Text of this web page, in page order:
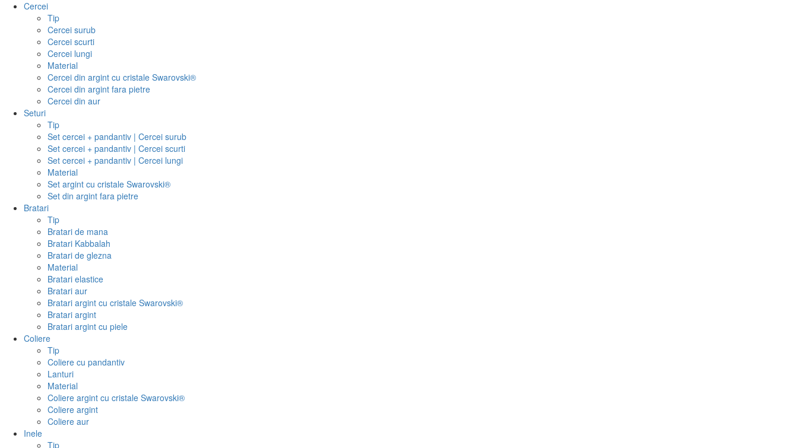
Cercei
Tip
Cercei surub
Cercei scurti
Cercei lungi
Material
Cercei din argint cu cristale Swarovski®
Cercei din argint fara pietre
Cercei din aur
Seturi
Tip
Set cercei + pandantiv | Cercei surub
Set cercei + pandantiv | Cercei scurti
Set cercei + pandantiv | Cercei lungi
Material
Set argint cu cristale Swarovski®
Set din argint fara pietre
Bratari
Tip
Bratari de mana
Bratari Kabbalah
Bratari de glezna
Material
Bratari elastice
Bratari aur
Bratari argint cu cristale Swarovski®
Bratari argint
Bratari argint cu piele
Coliere
Tip
Coliere cu pandantiv
Lanturi
Material
Coliere argint cu cristale Swarovski®
Coliere argint
Coliere aur
Inele
Tip